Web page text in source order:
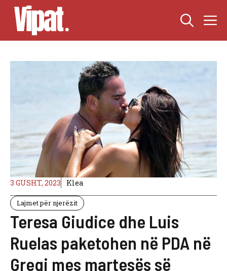
Skip
content
3 GUSHT, 2023 Klea
Lajmet për njerëzit
Teresa Giudice dhe Luis
Ruelas paketohen në PDA në
Greqi mes martesës së